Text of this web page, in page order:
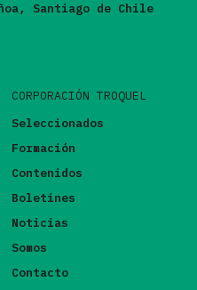
Santiago de Chile
CORPORACIÓN TROQUEL
Seleccionados
Formación
Contenidos
Boletines
Noticias
Somos
Contacto